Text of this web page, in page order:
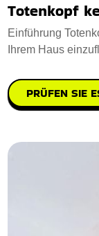
Totenkopf
Einführung
Ihrem Haus
PRÜFEN SIE